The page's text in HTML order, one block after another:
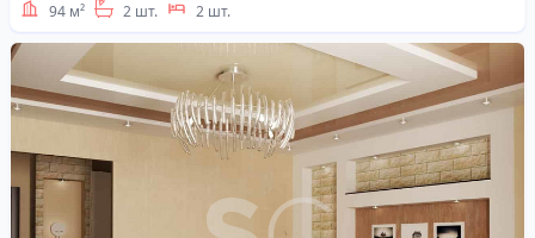
94 м² 2 шт. 2 шт.